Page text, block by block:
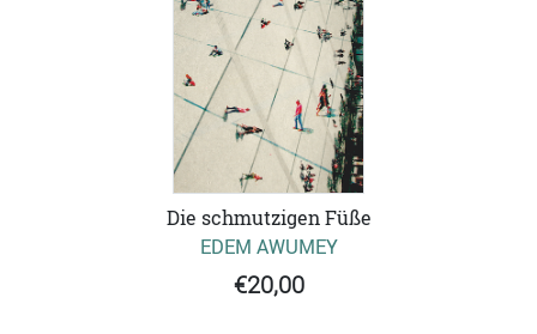
Die schmutzigen Füße
EDEM AWUMEY
€20,00